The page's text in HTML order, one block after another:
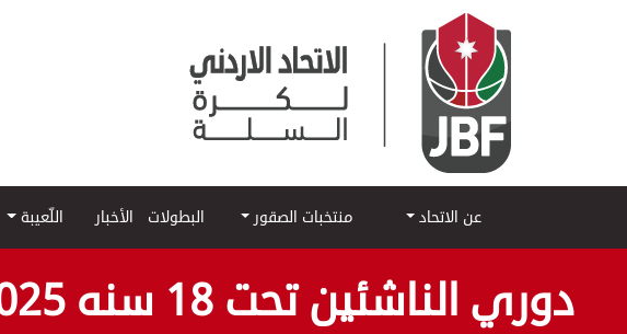
عن الاتحاد منتخبات الصقور البطولات الأخبار اللّعيبة
دوري الناشئين تحت 18 سنه 2025